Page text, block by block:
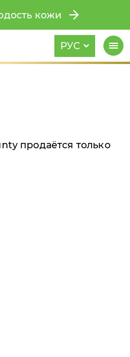
кожи
РУС
продаётся только